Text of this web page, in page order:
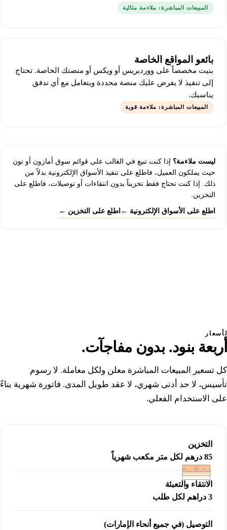
AED 100
المبيعات المباشرة: ملاءمة مثالية
بائعو المواقع الخاصة
بنيت مخصصاً على ووردبريس أو ويكس أو منصتك الخاصة. تحتاج
إلى تنفيذ لا يفرض عليك منصة محددة ويتعامل مع أي تدفق
يناسبك.
المبيعات المباشرة: ملاءمة قوية
ليست ملاءمة؟ إذا كنت تبيع في الغالب على قوائم سوق أمازون أو نون
حيث يملكون العميل، فاطلع على تنفيذ الأسواق الإلكترونية بدلاً من
ذلك. إذا كنت تحتاج فقط تخزيناً بدون انتقاءات أو توصيلات، فاطلع على
التخزين.
اطلع على الأسواق الإلكترونية ← اطلع على التخزين ←
أربعة بنود. بدون مفاجآت.
كل تسعير المبيعات المباشرة معلن ولكل معاملة. لا رسوم
تأسيس، لا حد أدنى شهري، لا عقد طويل المدى. فاتورة شهرية بناءً
على الاستخدام الفعلي.
التخزين
85 درهم لكل متر مكعب شهرياً
الانتقاء والتعبئة
3 دراهم لكل طلب
التوصيل (في جميع أنحاء الإمارات)